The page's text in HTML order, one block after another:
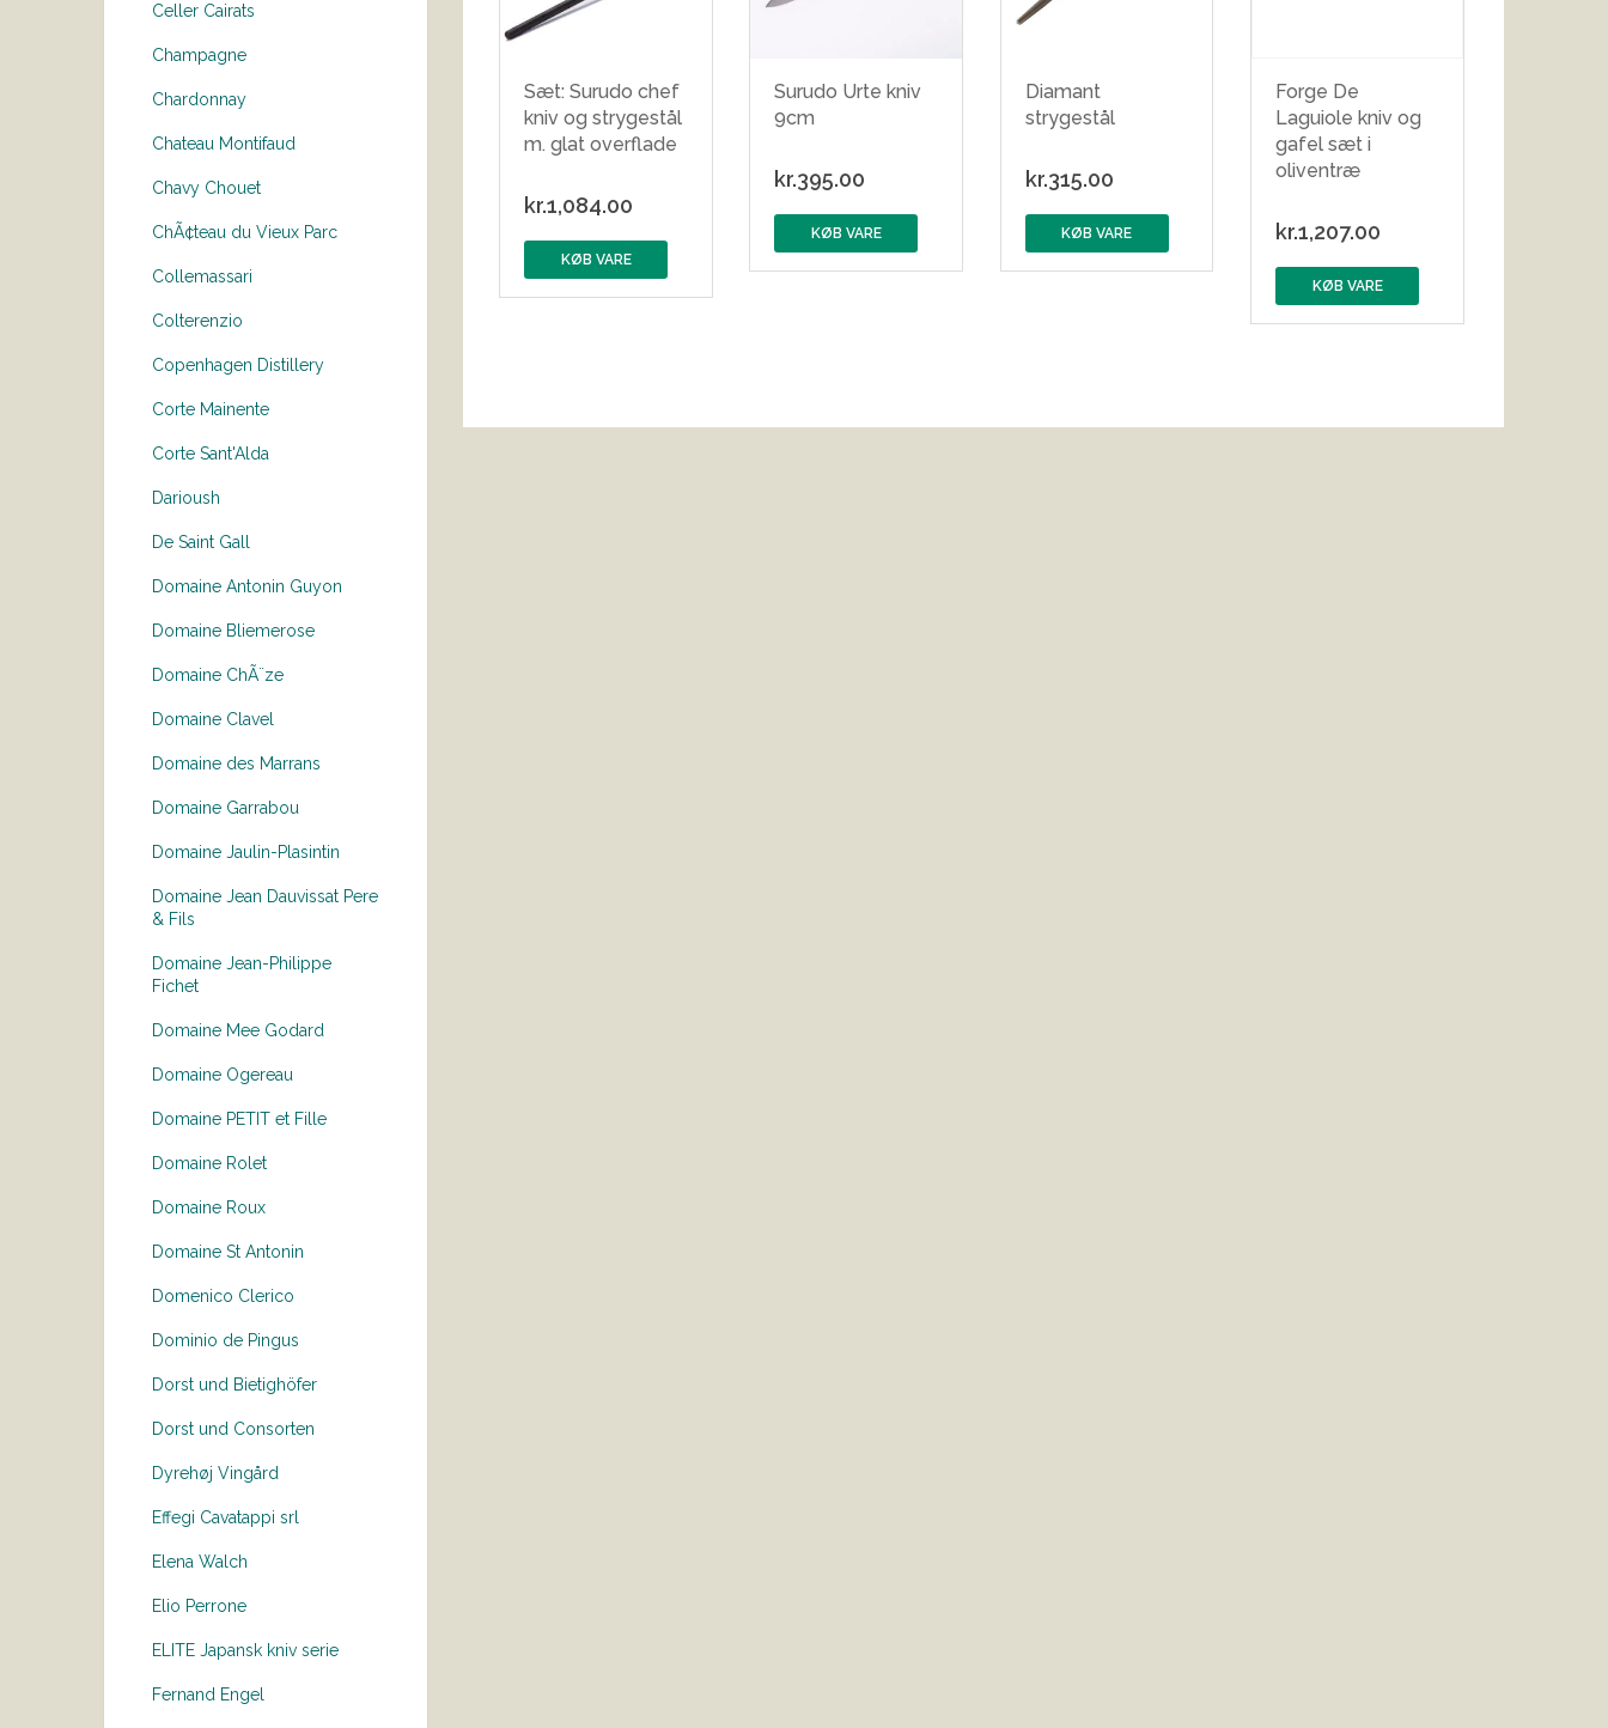
Celler Cairats
Champagne
Chardonnay
Chateau Montifaud
Chavy Chouet
ChÃ¢teau du Vieux Parc
Collemassari
Colterenzio
Copenhagen Distillery
Corte Mainente
Corte Sant'Alda
Darioush
De Saint Gall
Domaine Antonin Guyon
Domaine Bliemerose
Domaine ChÃ¨ze
Domaine Clavel
Domaine des Marrans
Domaine Garrabou
Domaine Jaulin-Plasintin
Domaine Jean Dauvissat Pere
& Fils
Domaine Jean-Philippe
Fichet
Domaine Mee Godard
Domaine Ogereau
Domaine PETIT et Fille
Domaine Rolet
Domaine Roux
Domaine St Antonin
Domenico Clerico
Dominio de Pingus
Dorst und Bietighöfer
Dorst und Consorten
Dyrehøj Vingård
Effegi Cavatappi srl
Elena Walch
Elio Perrone
ELITE Japansk kniv serie
Fernand Engel
Sæt: Surudo chef
kniv og strygestål
m. glat overflade
kr.1,084.00
KØB VARE
Surudo Urte kniv
9cm
kr.395.00
KØB VARE
Diamant
strygestål
kr.315.00
KØB VARE
Forge De
Laguiole kniv og
gafel sæt i
oliventræ
kr.1,207.00
KØB VARE